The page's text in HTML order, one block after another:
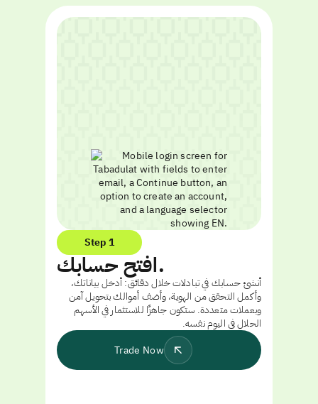
Step 1
افتح حسابك.
أنشئ حسابك في تبادلات خلال دقائق: أدخل بياناتك،
وأكمل التحقق من الهوية، وأضف أموالك بتحويل آمن
وبعملات متعددة. ستكون جاهزًا للاستثمار في الأسهم
الحلال في اليوم نفسه.
Trade Now